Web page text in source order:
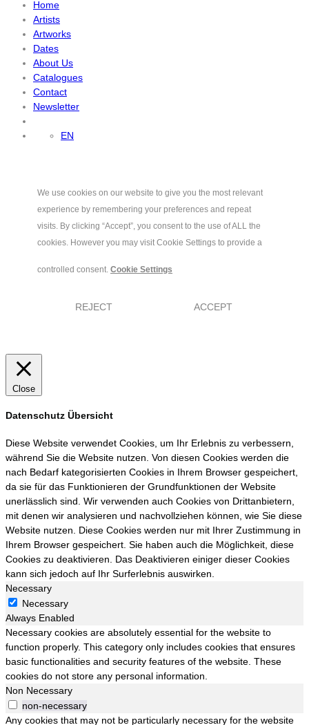
Home
Artists
Artworks
Dates
About Us
Catalogues
Contact
Newsletter
EN
We use cookies on our website to give you the most relevant
experience by remembering your preferences and repeat
visits. By clicking “Accept”, you consent to the use of ALL the
cookies. However you may visit Cookie Settings to provide a
controlled consent. Cookie Settings
REJECT ACCEPT
Close
Datenschutz Übersicht
Diese Website verwendet Cookies, um Ihr Erlebnis zu verbessern,
während Sie die Website nutzen. Von diesen Cookies werden die
nach Bedarf kategorisierten Cookies in Ihrem Browser gespeichert,
da sie für das Funktionieren der Grundfunktionen der Website
unerlässlich sind. Wir verwenden auch Cookies von Drittanbietern,
mit denen wir analysieren und nachvollziehen können, wie Sie diese
Website nutzen. Diese Cookies werden nur mit Ihrer Zustimmung in
Ihrem Browser gespeichert. Sie haben auch die Möglichkeit, diese
Cookies zu deaktivieren. Das Deaktivieren einiger dieser Cookies
kann sich jedoch auf Ihr Surferlebnis auswirken.
Necessary
Necessary
Always Enabled
Necessary cookies are absolutely essential for the website to
function properly. This category only includes cookies that ensures
basic functionalities and security features of the website. These
cookies do not store any personal information.
Non Necessary
non-necessary
Any cookies that may not be particularly necessary for the website